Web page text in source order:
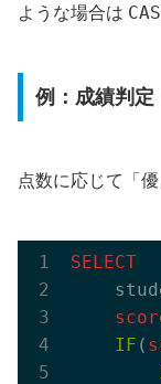
ような場合は
例：成績判定
点数に応じて「
SELECT
IF (